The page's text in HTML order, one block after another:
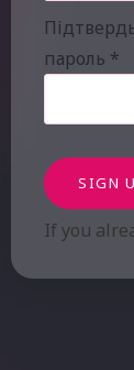
пароль *
SIGN
If you